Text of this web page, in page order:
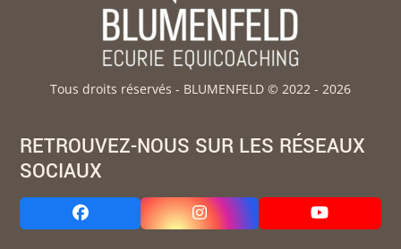
Tous droits réservés - BLUMENFELD © 2022 - 2026
RETROUVEZ-NOUS SUR LES RÉSEAUX
SOCIAUX
Facebook Instagram YouTube